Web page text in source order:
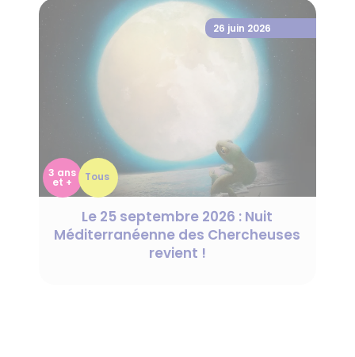
Le 25 septembre 2026 : Nuit
Méditerranéenne des Chercheuses
revient !
26 juin 2026
3 ans
et + Tous